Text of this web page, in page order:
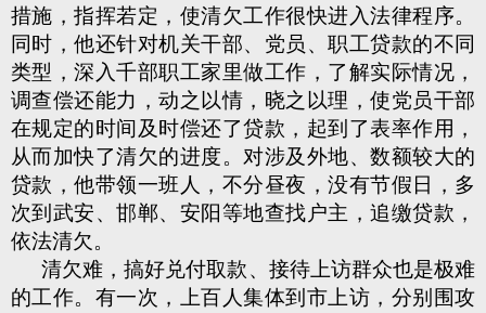
措施，指挥若定，使清欠工作很快进入法律程序。
同时，他还针对机关干部、党员、职工贷款的不同
类型，深入千部职工家里做工作，了解实际情况，
调查偿还能力，动之以情，晓之以理，使党员干部
在规定的时间及时偿还了贷款，起到了表率作用，
从而加快了清欠的进度。对涉及外地、数额较大的
贷款，他带领一班人，不分昼夜，没有节假日，多
次到武安、邯郸、安阳等地查找户主，追缴贷款，
依法清欠。
清欠难，搞好兑付取款、接待上访群众也是极难
的工作。有一次，上百人集体到市上访，分别围攻